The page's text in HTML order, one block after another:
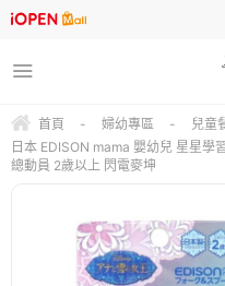
首頁 - 婦幼專區 - 兒童
日本 EDISON mama 嬰幼兒 星星
總動員 2歲以上 閃電麥坤